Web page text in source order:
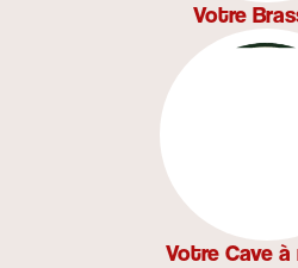
Votre
Votre Cave à